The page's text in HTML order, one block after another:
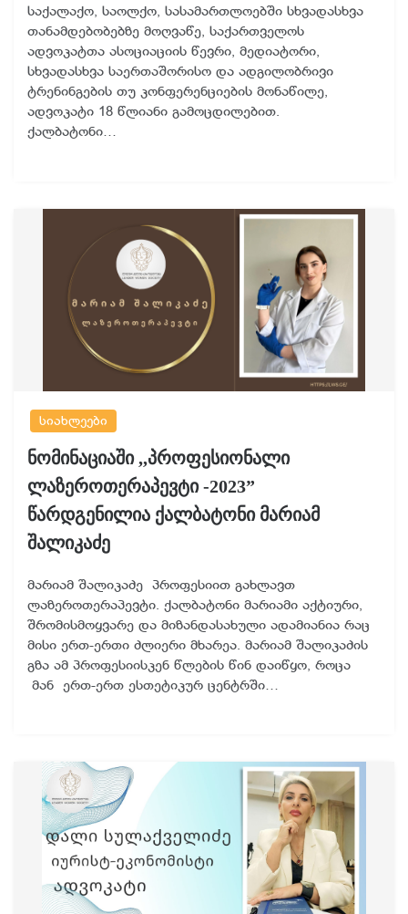
საქალაქო, საოლქო, სასამართლოებში სხვადასხვა
თანამდებობებზე მოღვაწე, საქართველოს
ადვოკატთა ასოციაციის წევრი, მედიატორი,
სხვადასხვა საერთაშორისო და ადგილობრივი
ტრენინგების თუ კონფერენციების მონაწილე,
ადვოკატი 18 წლიანი გამოცდილებით.
ქალბატონი…
სიახლეები
ნომინაციაში ,,პროფესიონალი
ლაზეროთერაპევტი -2023”
წარდგენილია ქალბატონი მარიამ
შალიკაძე
მარიამ შალიკაძე პროფესიით გახლავთ
ლაზეროთერაპევტი. ქალბატონი მარიამი აქტიური,
შრომისმოყვარე და მიზანდასახული ადამიანია რაც
მისი ერთ-ერთი ძლიერი მხარეა. მარიამ შალიკაძის
გზა ამ პროფესიისკენ წლების წინ დაიწყო, როცა
მან ერთ-ერთ ესთეტიკურ ცენტრში…